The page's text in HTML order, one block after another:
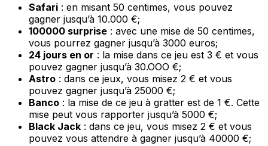
Safari : en misant 50 centimes, vous pouvez
gagner jusqu’à 10.000 €;
100000 surprise : avec une mise de 50 centimes,
vous pourrez gagner jusqu’à 3000 euros;
24 jours en or : la mise dans ce jeu est 3 € et vous
pouvez gagner jusqu’à 30.OOO €;
Astro : dans ce jeux, vous misez 2 € et vous
pouvez gagner jusqu’à 25000 €;
Banco : la mise de ce jeu à gratter est de 1 €. Cette
mise peut vous rapporter jusqu’à 5000 €;
Black Jack : dans ce jeu, vous misez 2 € et vous
pouvez vous attendre à gagner jusqu’à 40000 €;